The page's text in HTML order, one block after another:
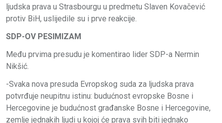
ljudska prava u Strasbourgu u predmetu Slaven Kovačević
protiv BiH, uslijedile su i prve reakcije.
SDP-OV PESIMIZAM
Među prvima presudu je komentirao lider SDP-a Nermin
Nikšić.
-Svaka nova presuda Evropskog suda za ljudska prava
potvrđuje neupitnu istinu: budućnost evropske Bosne i
Hercegovine je budućnost građanske Bosne i Hercegovine,
zemlje jednakih ljudi u kojoj će prava svih biti jednako